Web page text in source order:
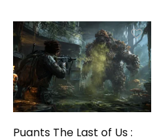
Puants The Last of Us :